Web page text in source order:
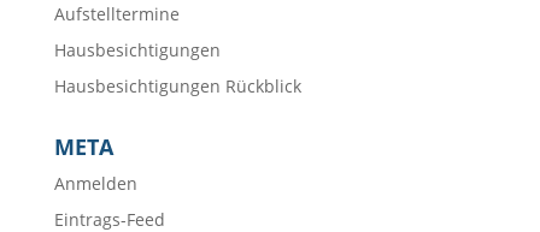
Aufstelltermine
Hausbesichtigungen
Hausbesichtigungen Rückblick
META
Anmelden
Eintrags-Feed